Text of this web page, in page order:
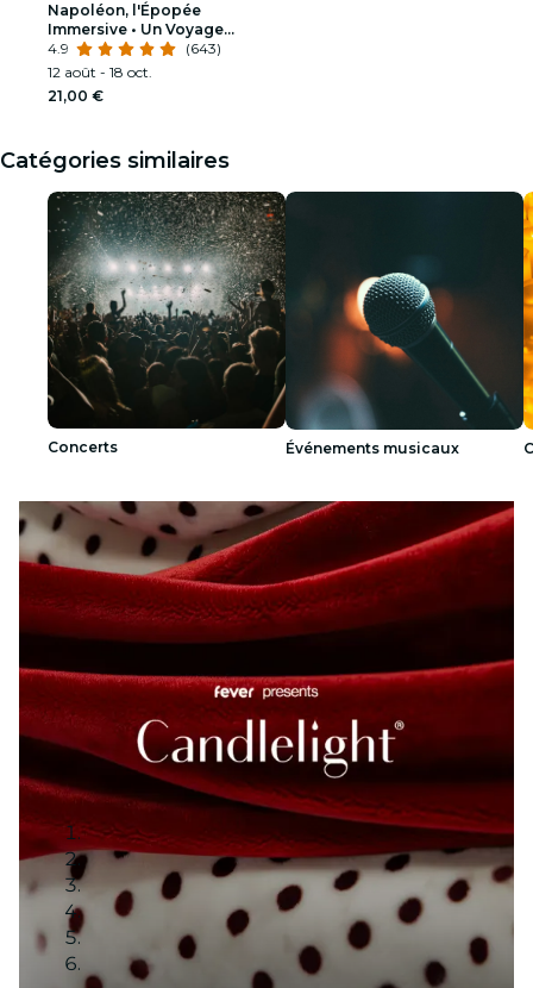
Napoléon, l'Épopée
Immersive • Un Voyage
immersif en réalité virtuelle
à Ajaccio
4.9
(643)
12 août - 18 oct.
21,00 €
Catégories similaires
Concerts Événements musicaux